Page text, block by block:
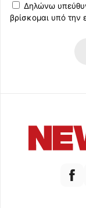
Δηλώνω
βρίσκομαι υπό την